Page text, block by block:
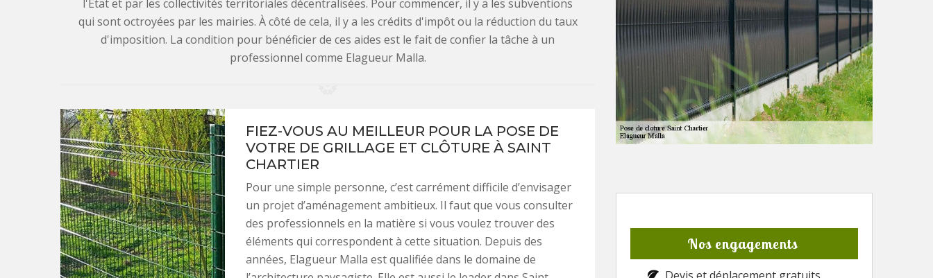
l'État et par les collectivités territoriales décentralisées. Pour commencer, il y a les subventions
qui sont octroyées par les mairies. À côté de cela, il y a les crédits d'impôt ou la réduction du taux
d'imposition. La condition pour bénéficier de ces aides est le fait de confier la tâche à un
professionnel comme Elagueur Malla.
FIEZ-VOUS AU MEILLEUR POUR LA POSE DE
VOTRE DE GRILLAGE ET CLÔTURE À SAINT
CHARTIER
Pour une simple personne, c’est carrément difficile d’envisager
un projet d’aménagement ambitieux. Il faut que vous consulter
des professionnels en la matière si vous voulez trouver des
éléments qui correspondent à cette situation. Depuis des
années, Elagueur Malla est qualifiée dans le domaine de
Nos engagements